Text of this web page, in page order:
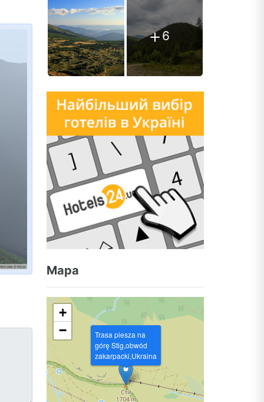
6
Mapa
Trasa piesza na
górę Stig,obwód
zakarpacki,Ukraina
+
−